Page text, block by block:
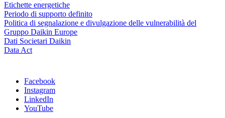
Etichette energetiche
Periodo di supporto definito
Politica di segnalazione e divulgazione delle vulnerabilità del
Gruppo Daikin Europe
Dati Societari Daikin
Data Act
Facebook
Instagram
LinkedIn
YouTube